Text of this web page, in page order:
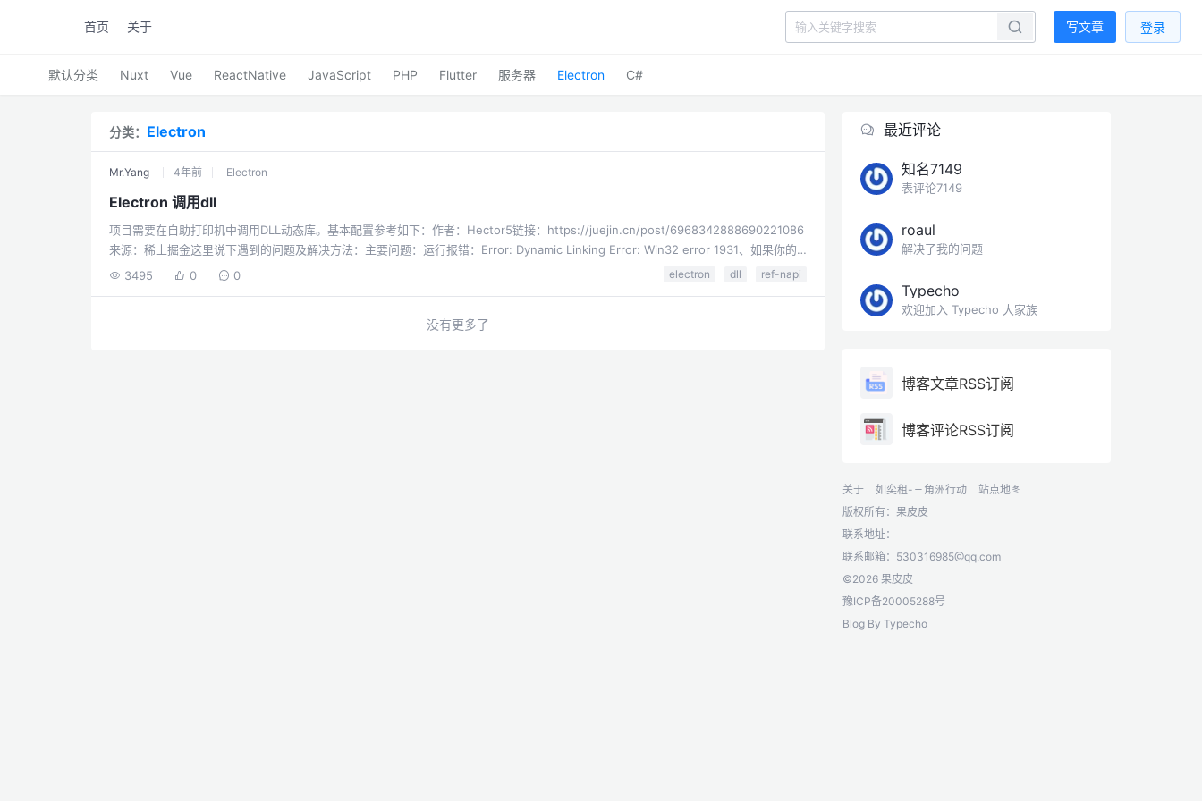
首页 关于 写文章 登录
默认分类 Nuxt Vue ReactNative JavaScript PHP Flutter 服务器 Electron C#
分类： Electron
Mr.Yang 4年前 Electron
Electron 调用dll
项目需要在自助打印机中调用DLL动态库。基本配置参考如下：作者：Hector5链接：https://juejin.cn/post/6968342888690221086
来源：稀土掘金这里说下遇到的问题及解决方法：主要问题：运行报错：Error: Dynamic Linking Error: Win32 error 1931、如果你的
操作系统是32位或者dll是32位的，就需要把electron也替换位32位的，官网下载对应版本的32位包替换2、ref-napi需要用对应的32位
3495 0 0 electron dll ref-napi
没有更多了
最近评论
知名7149
表评论7149
roaul
解决了我的问题
Typecho
欢迎加入 Typecho 大家族
博客文章RSS订阅
博客评论RSS订阅
关于 如奕租-三角洲行动
站点地图
版权所有：果皮皮
联系地址：
联系邮箱： 530316985@qq.com
©2026 果皮皮
豫ICP备20005288号
Blog By Typecho